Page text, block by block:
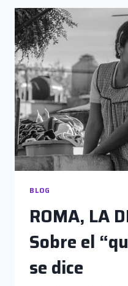
Y
“LA
BALADA
BUSTER
SCRUGGS”,
NETFLIX
BLOG
ROMA, LA
Sobre el
se dice